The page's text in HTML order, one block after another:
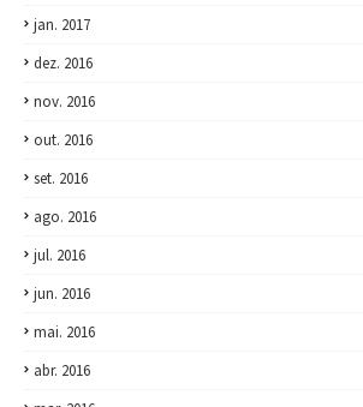
jan. 2017
dez. 2016
nov. 2016
out. 2016
set. 2016
ago. 2016
jul. 2016
jun. 2016
mai. 2016
abr. 2016